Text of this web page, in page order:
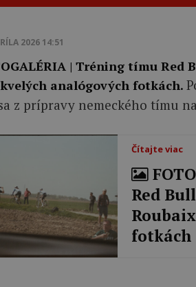
2026 14:51
‎| Tréning tímu Red
analógových fotkách.
z prípravy nemeckého tímu
Čítajte viac
Red
fotkách